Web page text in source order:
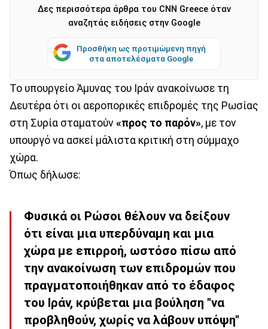
Δες περισσότερα άρθρα του CNN Greece όταν
αναζητάς ειδήσεις στην Google
Προσθήκη ως προτιμώμενη πηγή
στα αποτελέσματα Google
Το υπουργείο Άμυνας του Ιράν ανακοίνωσε τη
Δευτέρα ότι οι αεροπορικές επιδρομές της Ρωσίας
στη Συρία σταματούν «προς το παρόν», με τον
υπουργό να ασκεί μάλιστα κριτική στη σύμμαχο
χώρα.
Όπως δήλωσε:
Φυσικά οι Ρώσοι θέλουν να δείξουν
ότι είναι μια υπερδύναμη και μια
χώρα με επιρροή, ωστόσο πίσω από
την ανακοίνωση των επιδρομών που
πραγματοποιήθηκαν από το έδαφος
του Ιράν, κρύβεται μια βούληση "να
προβληθούν, χωρίς να λάβουν υπόψη"